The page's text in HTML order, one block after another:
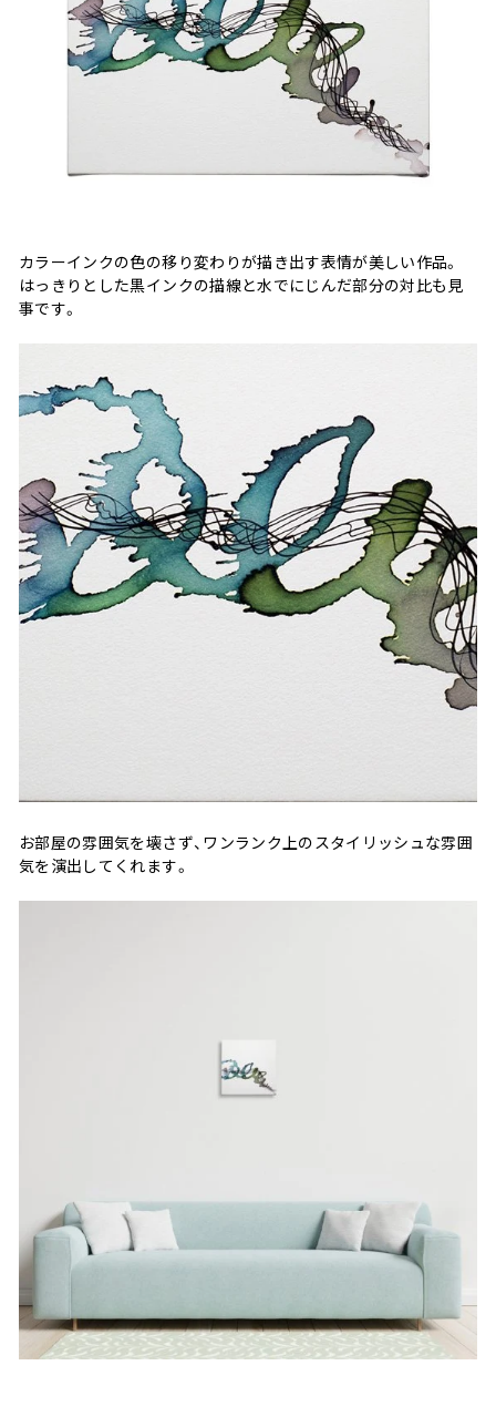
カラーインクの色の移り変わりが描き出す表情が美しい作品。
はっきりとした黒インクの描線と水でにじんだ部分の対比も見
事です。
お部屋の雰囲気を壊さず、ワンランク上のスタイリッシュな雰囲
気を演出してくれます。